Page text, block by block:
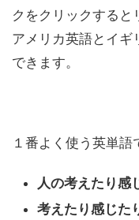
クをクリックすると
アメリカ英語とイギ
できます。
１番よく使う英単語
人の考えたり感
考えたり感じた